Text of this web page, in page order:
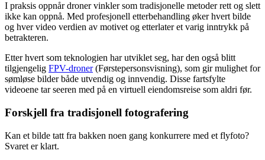
I praksis oppnår droner vinkler som tradisjonelle metoder rett og slett
ikke kan oppnå. Med profesjonell etterbehandling øker hvert bilde
og hver video verdien av motivet og etterlater et varig inntrykk på
betrakteren.
Etter hvert som teknologien har utviklet seg, har den også blitt
tilgjengelig FPV-droner(Førstepersonsvisning), som gir mulighet for
sømløse bilder både utvendig og innvendig. Disse fartsfylte
videoene tar seeren med på en virtuell eiendomsreise som aldri før.
Forskjell fra tradisjonell fotografering
Kan et bilde tatt fra bakken noen gang konkurrere med et flyfoto?
Svaret er klart.